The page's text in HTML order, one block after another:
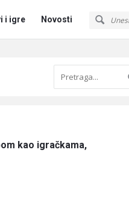
i igre Novosti
kao igračkama,